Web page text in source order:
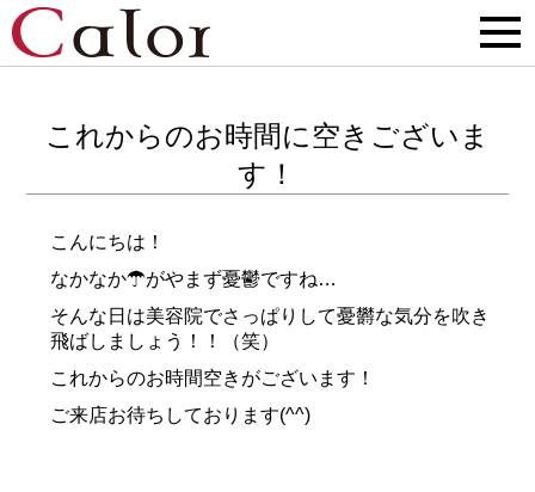
これからのお時間に空きございま
す！
こんにちは！
なかなか☂がやまず憂鬱ですね…
そんな日は美容院でさっぱりして憂欝な気分を吹き
飛ばしましょう！！（笑）
これからのお時間空きがございます！
ご来店お待ちしております(^^)